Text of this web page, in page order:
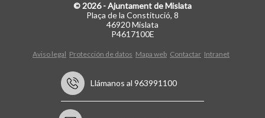
© 2026 - Ajuntament de Mislata
Plaça de la Constitució, 8
46920 Mislata
P4617100E
Aviso legal Protección de datos Mapa web Contactar Intranet
Llámanos al 963991100